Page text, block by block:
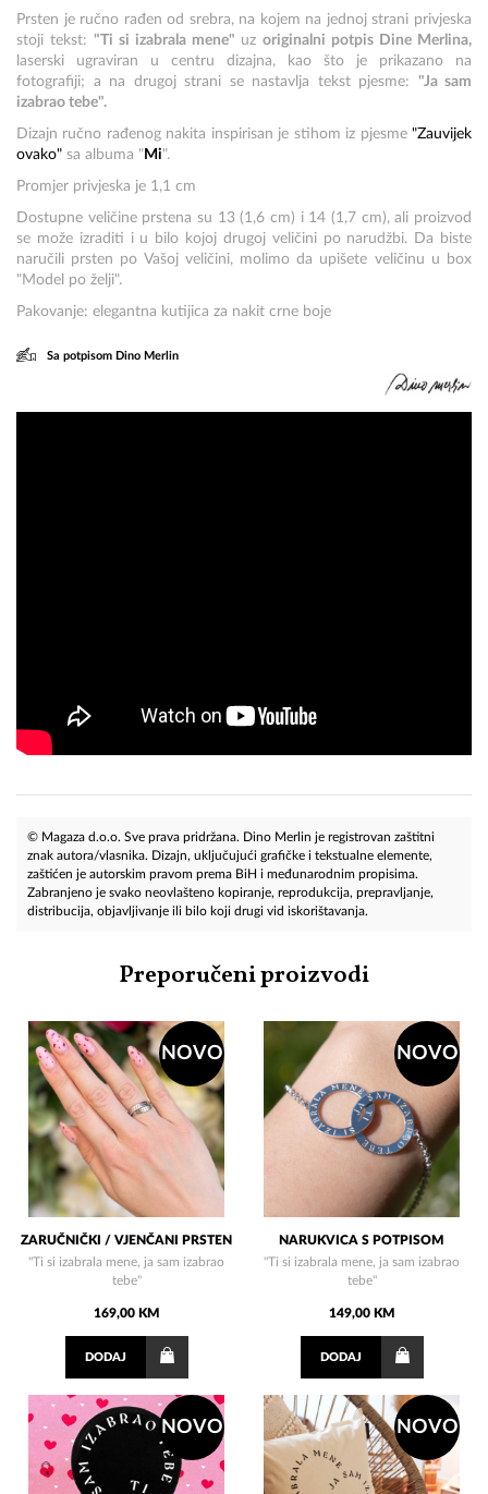
Prsten je ručno rađen od srebra, na kojem na jednoj strani privjeska
stoji tekst: "Ti si izabrala mene" uzoriginalni potpis Dine Merlina,
laserski ugraviran u centru dizajna, kao što je prikazano na
fotografiji; a na drugoj strani se nastavlja tekst pjesme: "Ja sam
izabrao tebe".
Dizajn ručno rađenog nakita inspirisan je stihom iz pjesme "Zauvijek
ovako" sa albuma "Mi".
Promjer privjeska je 1,1 cm
Dostupne veličine prstena su 13 (1,6 cm) i 14 (1,7 cm), ali proizvod
se može izraditi i u bilo kojoj drugoj veličini po narudžbi. Da biste
naručili prsten po Vašoj veličini, molimo da upišete veličinu u box
"Model po želji".
Pakovanje: elegantna kutijica za nakit crne boje
Sa potpisom Dino Merlin
© Magaza d.o.o. Sve prava pridržana. Dino Merlin je registrovan zaštitni
znak autora/vlasnika. Dizajn, uključujući grafičke i tekstualne elemente,
zaštićen je autorskim pravom prema BiH i međunarodnim propisima.
Zabranjeno je svako neovlašteno kopiranje, reprodukcija, prepravljanje,
distribucija, objavljivanje ili bilo koji drugi vid iskorištavanja.
Preporučeni proizvodi
NOVO
ZARUČNIČKI / VJENČANI PRSTEN
"Ti si izabrala mene, ja sam izabrao
tebe"
169,00 KM
DODAJ
NOVO
NARUKVICA S POTPISOM
"Ti si izabrala mene, ja sam izabrao
tebe"
149,00 KM
DODAJ
NOVO NOVO